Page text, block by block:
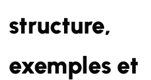
structure,
exemples et